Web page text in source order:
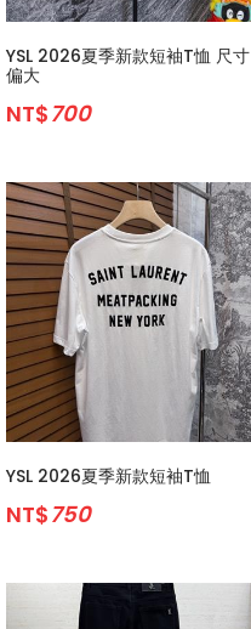
YSL 2026夏季新款短袖T恤 尺寸
偏大
NT$700
YSL 2026夏季新款短袖T恤
NT$750